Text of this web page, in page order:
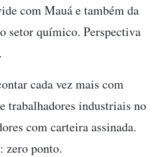
com Mauá e também da
setor químico. Perspectiva
cada vez mais com
trabalhadores industriais no
com carteira assinada.
zero ponto.